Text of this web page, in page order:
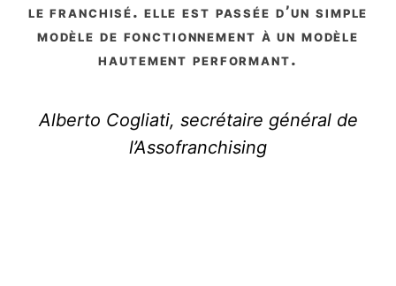
le franchisé. elle est passée d’un simple
modèle de fonctionnement à un modèle
hautement performant.
Alberto Cogliati, secrétaire général de
l’Assofranchising